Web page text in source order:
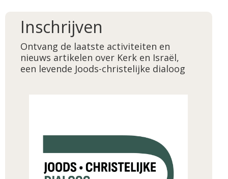
Inschrijven
Ontvang de laatste activiteiten en
nieuws artikelen over Kerk en Israël,
een levende Joods-christelijke dialoog